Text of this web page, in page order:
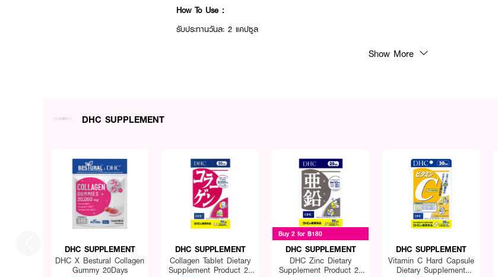
How To Use :
รับประทานวันละ 2 แคปซูล
Show More
DHC SUPPLEMENT
DHC SUPPLEMENT
DHC X Bestural Collagen
Gummy 20Days
DHC SUPPLEMENT
Collagen Tablet Dietary
Supplement Product 20
Buy 2 for ฿180
DHC SUPPLEMENT
DHC Zinc Dietary
Supplement Product 20
DHC SUPPLEMENT
Vitamin C Hard Capsule
Dietary Supplement